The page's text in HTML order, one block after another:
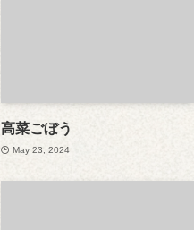
高菜ごぼう
May 23, 2024